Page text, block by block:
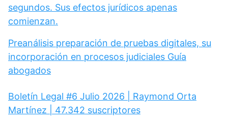
segundos. Sus efectos jurídicos apenas
comienzan.
Preanálisis preparación de pruebas digitales, su
incorporación en procesos judiciales Guía
abogados
Boletín Legal #6 Julio 2026 | Raymond Orta
Martínez | 47.342 suscriptores